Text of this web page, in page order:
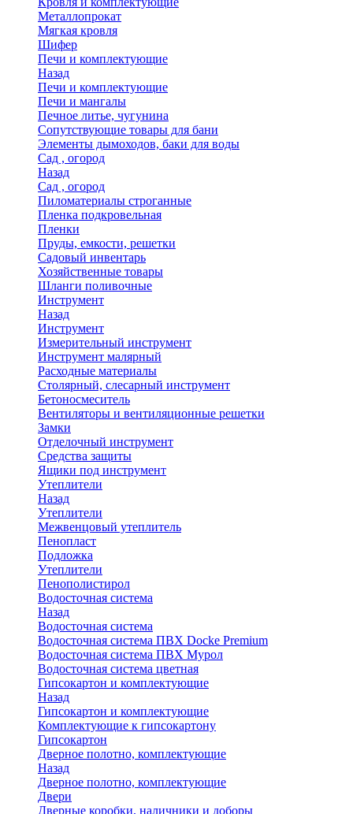
Металлопрокат
Мягкая кровля
Шифер
Печи и комплектующие
Назад
Печи и комплектующие
Печи и мангалы
Печное литье, чугунина
Сопутствующие товары для бани
Элементы дымоходов, баки для воды
Сад , огород
Назад
Сад , огород
Пиломатериалы строганные
Пленка подкровельная
Пленки
Пруды, емкости, решетки
Садовый инвентарь
Хозяйственные товары
Шланги поливочные
Инструмент
Назад
Инструмент
Измерительный инструмент
Инструмент малярный
Расходные материалы
Столярный, слесарный инструмент
Бетоносмеситель
Вентиляторы и вентиляционные решетки
Замки
Отделочный инструмент
Средства защиты
Ящики под инструмент
Утеплители
Назад
Утеплители
Межвенцовый утеплитель
Пенопласт
Подложка
Утеплители
Пенополистирол
Водосточная система
Назад
Водосточная система
Водосточная система ПВХ Docke Premium
Водосточная система ПВХ Мурол
Водосточная система цветная
Гипсокартон и комплектующие
Назад
Гипсокартон и комплектующие
Комплектующие к гипсокартону
Гипсокартон
Дверное полотно, комплектующие
Назад
Дверное полотно, комплектующие
Двери
Дверные коробки, наличники и доборы